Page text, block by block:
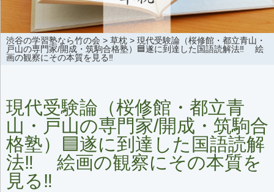
渋谷の学習塾なら竹の会 > 草枕> 現代受験論（桜修館・都立青山・
戸山の専門家/開成・筑駒合格塾）🟦遂に到達した国語読解法‼️ 絵
画の観察にその本質を見る‼️
現代受験論（桜修館・都立青
山・戸山の専門家/開成・筑駒合
格塾）🟦遂に到達した国語読解
法‼️ 絵画の観察にその本質を
見る‼️